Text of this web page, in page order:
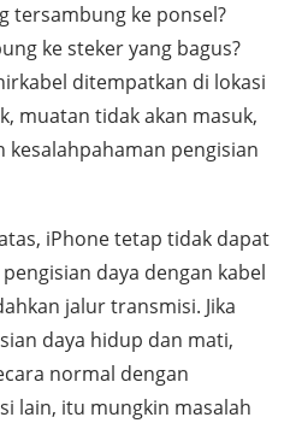
tersambung ke ponsel?
ke steker yang bagus?
ditempatkan di lokasi
muatan tidak akan masuk,
kesalahpahaman pengisian
iPhone tetap tidak dapat
daya dengan kabel
jalur transmisi. Jika
daya hidup dan mati,
normal dengan
lain, itu mungkin masalah